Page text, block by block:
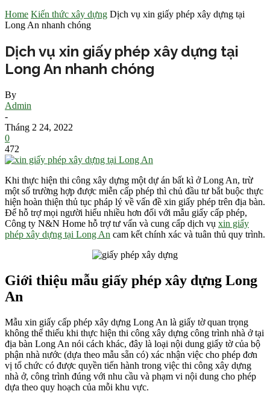
Home Kiến thức xây dựng Dịch vụ xin giấy phép xây dựng tại
Long An nhanh chóng
Dịch vụ xin giấy phép xây dựng tại
Long An nhanh chóng
By
Admin
-
Tháng 2 24, 2022
0
472
Khi thực hiện thi công xây dựng một dự án bất kì ở Long An, trừ
một số trường hợp được miễn cấp phép thì chủ đầu tư bắt buộc thực
hiện hoàn thiện thủ tục pháp lý về vấn đề xin giấy phép trên địa bàn.
Để hỗ trợ mọi người hiểu nhiều hơn đối với mẫu giấy cấp phép,
Công ty N&N Home hỗ trợ tư vấn và cung cấp dịch vụ xin giấy
phép xây dựng tại Long An cam kết chính xác và tuân thủ quy trình.
Giới thiệu mẫu giấy phép xây dựng Long
An
Mẫu xin giấy cấp phép xây dựng Long An là giấy tờ quan trọng
không thể thiếu khi thực hiện thi công xây dựng công trình nhà ở tại
địa bàn Long An nói cách khác, đây là loại nội dung giấy tờ của bộ
phận nhà nước (dựa theo mẫu sẵn có) xác nhận việc cho phép đơn
vị tổ chức có được quyền tiến hành trong việc thi công xây dựng
nhà ở, công trình đúng với nhu cầu và phạm vi nội dung cho phép
dựa theo quy hoạch của mỗi khu vực.